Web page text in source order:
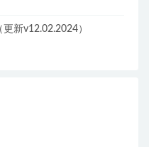
新v12.02.2024）